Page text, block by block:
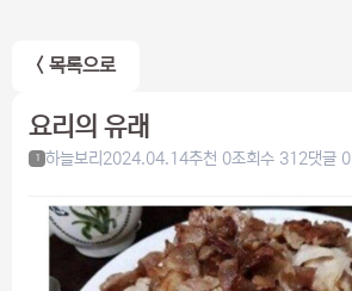
< 목록으로
요리의 유래
1 하늘보리 2024.04.14추천 0조회수 312댓글 0